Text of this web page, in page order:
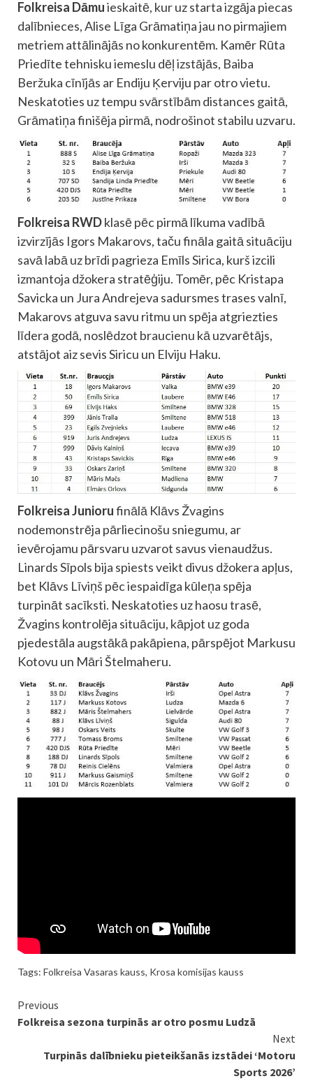
Folkreisa Dāmuieskaitē, kur uz starta izgāja piecas
dalībnieces, Alise Līga Grāmatiņa jau no pirmajiem
metriem attālinājās no konkurentēm. Kamēr Rūta
Priedīte tehnisku iemeslu dēļ izstājās, Baiba
Beržuka cīnījās ar Endiju Ķerviju par otro vietu.
Neskatoties uz tempu svārstībām distances gaitā,
Grāmatiņa finišēja pirmā, nodrošinot stabilu uzvaru.
Folkreisa RWDklasē pēc pirmā līkuma vadībā
izvirzījās Igors Makarovs, taču fināla gaitā situāciju
savā labā uz brīdi pagrieza Emīls Sirica, kurš izcili
izmantoja džokera stratēģiju. Tomēr, pēc Kristapa
Savicka un Jura Andrejeva sadursmes trases valnī,
Makarovs atguva savu ritmu un spēja atgriezties
līdera godā, noslēdzot braucienu kā uzvarētājs,
atstājot aiz sevis Siricu un Elviju Haku.
Folkreisa Juniorufinālā Klāvs Žvagins
nodemonstrēja pārliecinošu sniegumu, ar
ievērojamu pārsvaru uzvarot savus vienaudžus.
Linards Sīpols bija spiests veikt divus džokera apļus,
bet Klāvs Līviņš pēc iespaidīga kūleņa spēja
turpināt sacīksti. Neskatoties uz haosu trasē,
Žvagins kontrolēja situāciju, kāpjot uz goda
pjedestāla augstākā pakāpiena, pārspējot Markusu
Kotovu un Māri Štelmaheru.
Tags: Folkreisa Vasaras kauss, Krosa komisijas kauss
Continue
Reading
Previous
Folkreisa sezona turpinās ar otro posmu Ludzā
Next
Turpinās dalībnieku pieteikšanās izstādei ‘Motoru
Sports 2026’